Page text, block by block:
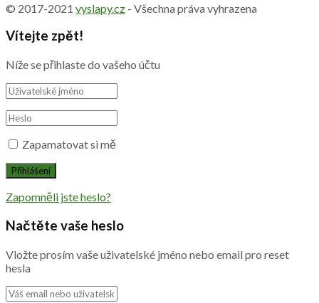
© 2017-2021 vyslapy.cz - Všechna práva vyhrazena
Vítejte zpět!
Níže se přihlaste do vašeho účtu
Zapamatovat si mě
Zapomněli jste heslo?
Načtěte vaše heslo
Vložte prosím vaše uživatelské jméno nebo email pro reset
hesla